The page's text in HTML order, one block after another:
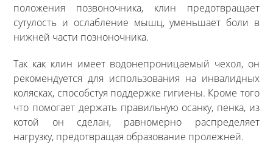
положения позвоночника, клин предотвращает
сутулость и ослабление мышц, уменьшает боли в
нижней части позноночника.
Так как клин имеет водонепроницаемый чехол, он
рекомендуется для использования на инвалидных
колясках, способстуя поддержке гигиены. Кроме того
что помогает держать правильную осанку, пенка, из
котой он сделан, равномерно распределяет
нагрузку, предотвращая образование пролежней.